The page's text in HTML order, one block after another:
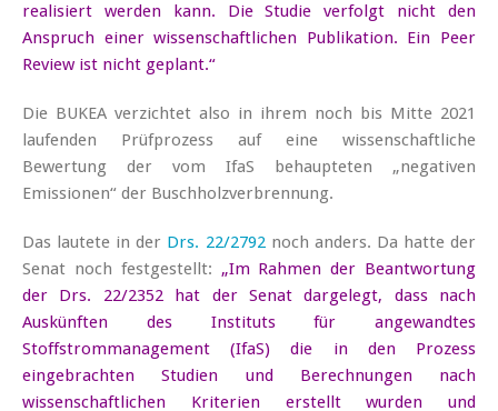
realisiert werden kann. Die Studie verfolgt nicht den
Anspruch einer wissenschaftlichen Publikation. Ein Peer
Review ist nicht geplant.“
Die BUKEA verzichtet also in ihrem noch bis Mitte 2021
laufenden Prüfprozess auf eine wissenschaftliche
Bewertung der vom IfaS behaupteten „negativen
Emissionen“ der Buschholzverbrennung.
Das lautete in der Drs. 22/2792noch anders. Da hatte der
Senat noch festgestellt: „Im Rahmen der Beantwortung
der Drs. 22/2352 hat der Senat dargelegt, dass nach
Auskünften des Instituts für angewandtes
Stoffstrommanagement (IfaS) die in den Prozess
eingebrachten Studien und Berechnungen nach
wissenschaftlichen Kriterien erstellt wurden und